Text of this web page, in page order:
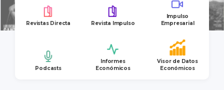
Revistas Directa Revista Impulso
Impulso
Empresarial
Podcasts
Informes
Económicos
Visor de Datos
Económicos